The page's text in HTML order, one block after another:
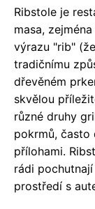
Ribstole je
masa,
výrazu "rib"
tradičnímu
dřevěném
skvělou
různé druhy
pokrmů, často
přílohami.
rádi
prostředí s